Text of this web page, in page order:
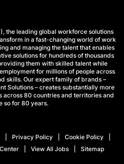
the leading global workforce solutions
in a fast-changing world of work
and managing the talent that enables
solutions for hundreds of thousands
them with skilled talent while
for millions of people across
skills. Our expert family of brands –
Solutions – creates substantially more
across 80 countries and territories and
so for 80 years.
Privacy Policy Cookie Policy
View All Jobs Sitemap